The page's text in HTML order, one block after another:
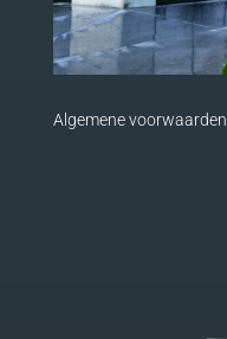
Algemene voorwaarden